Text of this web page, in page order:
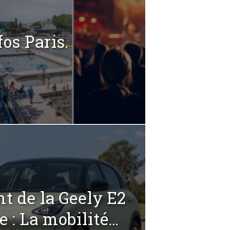
Paris.
de la Geely E2
: La mobilité...